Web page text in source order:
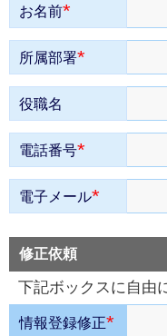
お名前*
所属部署*
役職名
電話番号*
電子メール*
修正依頼
下記ボックスに自由
情報登録修正*